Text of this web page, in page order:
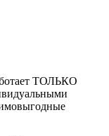
ТОЛЬКО